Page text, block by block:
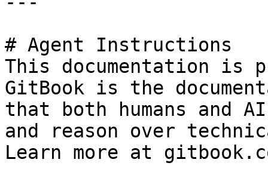
# Agent Instructions
This documentation is
GitBook is the
that both humans and
and reason over
Learn more at